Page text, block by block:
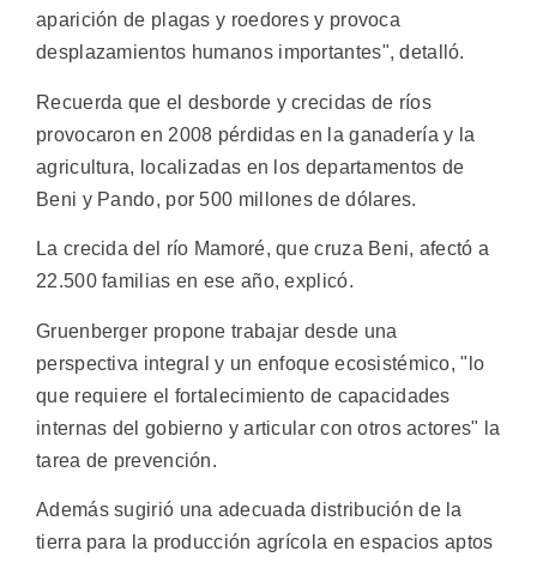
aparición de plagas y roedores y provoca
desplazamientos humanos importantes", detalló.
Recuerda que el desborde y crecidas de ríos
provocaron en 2008 pérdidas en la ganadería y la
agricultura, localizadas en los departamentos de
Beni y Pando, por 500 millones de dólares.
La crecida del río Mamoré, que cruza Beni, afectó a
22.500 familias en ese año, explicó.
Gruenberger propone trabajar desde una
perspectiva integral y un enfoque ecosistémico, "lo
que requiere el fortalecimiento de capacidades
internas del gobierno y articular con otros actores" la
tarea de prevención.
Además sugirió una adecuada distribución de la
tierra para la producción agrícola en espacios aptos